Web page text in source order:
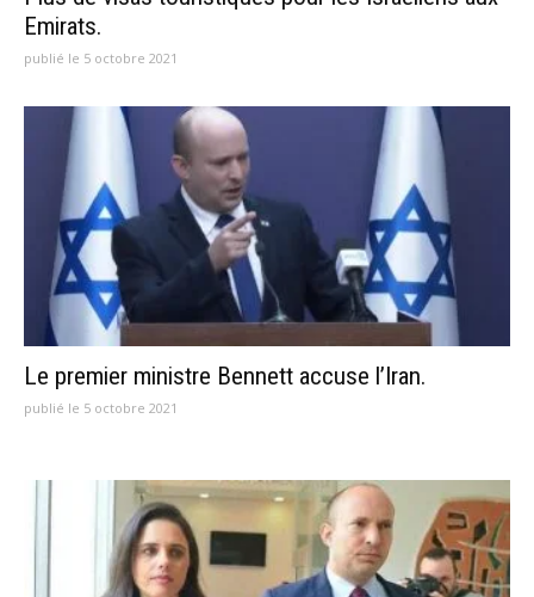
Emirats.
publié le 5 octobre 2021
Le premier ministre Bennett accuse l’Iran.
publié le 5 octobre 2021